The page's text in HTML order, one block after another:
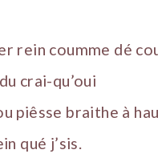
rein coumme dé
crai-qu’oui
piêsse braithe à
qué j’sis.